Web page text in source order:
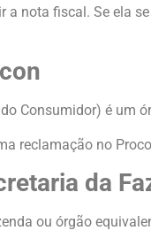
nota fiscal. Se ela
Consumidor) é um
reclamação no
da
ou órgão